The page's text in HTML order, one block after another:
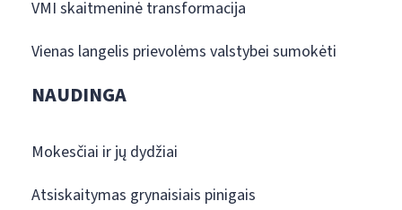
VMI skaitmeninė transformacija
Vienas langelis prievolėms valstybei sumokėti
NAUDINGA
Mokesčiai ir jų dydžiai
Atsiskaitymas grynaisiais pinigais